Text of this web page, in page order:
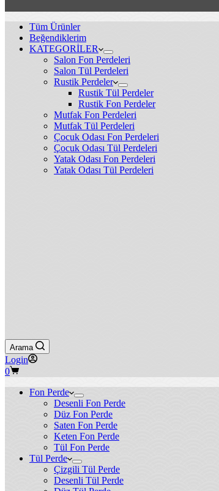
Tüm Ürünler
Beğendiklerim
KATEGORİLER
Salon Fon Perdeleri
Salon Tül Perdeleri
Rustik Perdeler
Rustik Tül Perdeler
Rustik Fon Perdeler
Mutfak Fon Perdeleri
Mutfak Tül Perdeleri
Çocuk Odası Fon Perdeleri
Çocuk Odası Tül Perdeleri
Yatak Odası Fon Perdeleri
Yatak Odası Tül Perdeleri
Arama
Login
Shopping
0
Fon Perde
Desenli Fon Perde
Düz Fon Perde
Saten Fon Perde
Keten Fon Perde
Tül Fon Perde
Tül Perde
Çizgili Tül Perde
Desenli Tül Perde